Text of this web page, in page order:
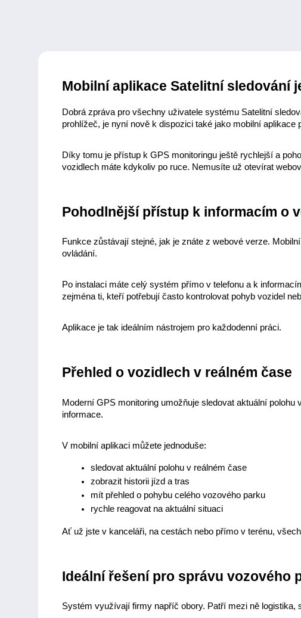
Mobilní aplikace Satelitní sledování
Dobrá zpráva pro všechny uživatele systému Satelitní
prohlížeč, je nyní nově k dispozici také jako mobilní aplikace
Díky tomu je přístup k GPS monitoringu ještě rychlejší a
vozidlech máte kdykoliv po ruce. Nemusíte už otevírat
Pohodlnější přístup k informacím o
Funkce zůstávají stejné, jak je znáte z webové verze.
ovládání.
Po instalaci máte celý systém přímo v telefonu a k
zejména ti, kteří potřebují často kontrolovat pohyb vozidel
Aplikace je tak ideálním nástrojem pro každodenní práci.
Přehled o vozidlech v reálném čase
Moderní GPS monitoring umožňuje sledovat aktuální
informace.
V mobilní aplikaci můžete jednoduše:
sledovat aktuální polohu v reálném čase
zobrazit historii jízd a tras
mít přehled o pohybu celého vozového parku
rychle reagovat na aktuální situaci
Ať už jste v kanceláři, na cestách nebo přímo v terénu,
Ideální řešení pro správu vozového
Systém využívají firmy napříč obory. Patří mezi ně